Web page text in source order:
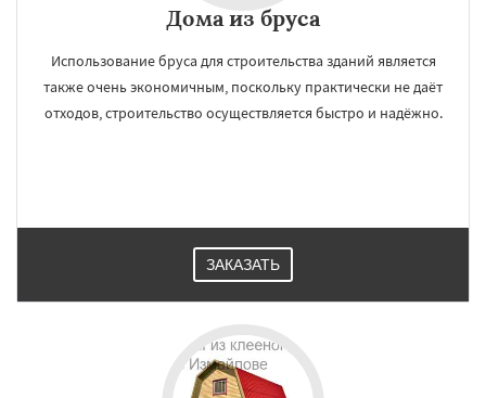
Дома из бруса
Использование бруса для строительства зданий является
также очень экономичным, поскольку практически не даёт
отходов, строительство осуществляется быстро и надёжно.
ЗАКАЗАТЬ